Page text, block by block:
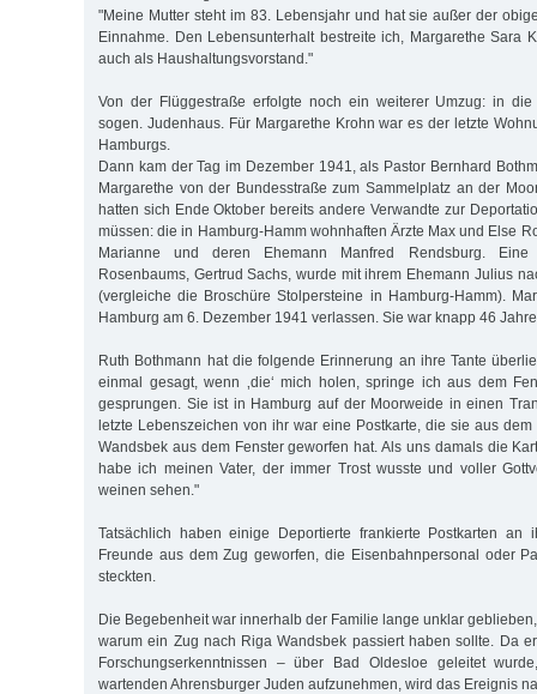
"Meine Mutter steht im 83. Lebensjahr und hat sie außer der
Einnahme. Den Lebensunterhalt bestreite ich, Margarethe Sara
auch als Haushaltungsvorstand."
Von der Flüggestraße erfolgte noch ein weiterer Umzug: in
sogen. Judenhaus. Für Margarethe Krohn war es der letzte
Hamburgs.
Dann kam der Tag im Dezember 1941, als Pastor Bernhard
Margarethe von der Bundesstraße zum Sammelplatz an der
hatten sich Ende Oktober bereits andere Verwandte zur
müssen: die in Hamburg-Hamm wohnhaften Ärzte Max und Else
Marianne und deren Ehemann Manfred Rendsburg.
Rosenbaums, Gertrud Sachs, wurde mit ihrem Ehemann Julius
(vergleiche die Broschüre Stolpersteine in Hamburg-Hamm).
Hamburg am 6. Dezember 1941 verlassen. Sie war knapp 46
Ruth Bothmann hat die folgende Erinnerung an ihre Tante
einmal gesagt, wenn ‚die‘ mich holen, springe ich aus dem
gesprungen. Sie ist in Hamburg auf der Moorweide in einen
letzte Lebenszeichen von ihr war eine Postkarte, die sie aus
Wandsbek aus dem Fenster geworfen hat. Als uns damals die
habe ich meinen Vater, der immer Trost wusste und voller
weinen sehen."
Tatsächlich haben einige Deportierte frankierte Postkarten an
Freunde aus dem Zug geworfen, die Eisenbahnpersonal oder
steckten.
Die Begebenheit war innerhalb der Familie lange unklar
warum ein Zug nach Riga Wandsbek passiert haben sollte. Da
Forschungserkenntnissen – über Bad Oldesloe geleitet
wartenden Ahrensburger Juden aufzunehmen, wird das Ereignis